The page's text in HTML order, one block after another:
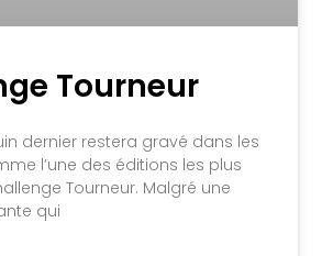
Tourneur
dernier restera gravé dans les
l’une des éditions les plus
Tourneur. Malgré une
qui